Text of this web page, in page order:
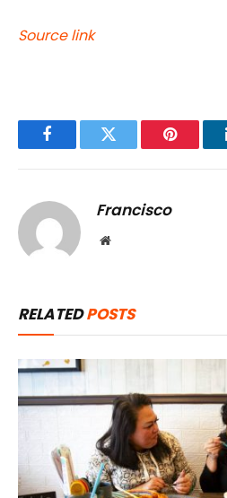
Source link
FacebookTwitter Pinterest
Francisco
Website
RELATEDPOSTS